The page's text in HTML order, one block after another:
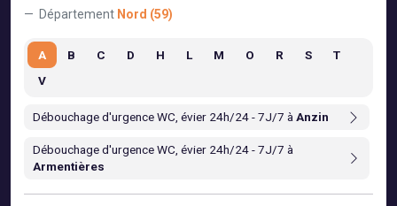
Département Nord (59)
A B C D H L M O R S
T
V
Débouchage d'urgence WC, évier 24h/24 - 7J/7 àAnzin
Débouchage d'urgence WC, évier 24h/24 - 7J/7 à
Armentières